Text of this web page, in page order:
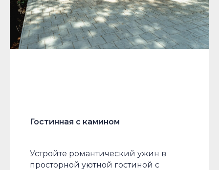
Гостинная с камином
Устройте романтический ужин в
просторной уютной гостиной с